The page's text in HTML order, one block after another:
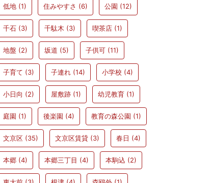
低地 (1) 住みやすさ (6) 公園 (12)
千石 (3) 千駄木 (3) 喫茶店 (1)
地盤 (2) 坂道 (5) 子供可 (11)
子育て (3) 子連れ (14) 小学校 (4)
小日向 (2) 屋敷跡 (1) 幼児教育 (1)
庭園 (1) 後楽園 (4) 教育の森公園 (1)
文京区 (35) 文京区賃貸 (3) 春日 (4)
本郷 (4) 本郷三丁目 (4) 本駒込 (2)